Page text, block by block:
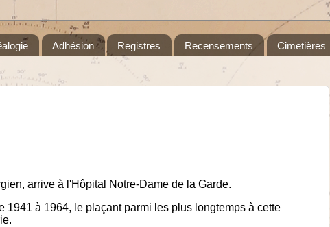
Adhésion Registres Recensements Cimetières
arrive à l'Hôpital Notre-Dame de la Garde.
1941 à 1964, le plaçant parmi les plus longtemps à cette